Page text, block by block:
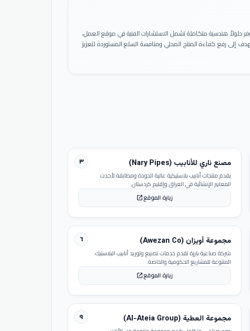
حلولاً هندسية متكاملة تشمل الاستشارات الفنية في موقع العمل،
إلى رفع كفاءة المنتج المحلي ومنافسة السلع المستوردة لتعزيز
٣ مصنع ناري للأنابيب (Nary Pipes)
يقدم منتجات أنابيب بلاستيكية عالية الجودة ومطابقة لأحدث
المعايير الإنشائية في العراق وإقليم كردستان.
زيارة الموقعopen_in_new
٦ مجموعة أويزان (Awezan Co)
شركة صناعية بارزة تقدم خدمات تصنيع وتوريد أنابيب البلاستيك
المتنوعة للمشاريع الحكومية والخاصة.
زيارة الموقعopen_in_new
٩ مجموعة العطية (Al-Ateia Group)